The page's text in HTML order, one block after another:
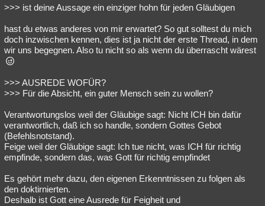
>>> ist deine Aussage ein einziger hohn für jeden Gläubigen
hast du etwas anderes von mir erwartet? So gut solltest du mich
doch inzwischen kennen, dies ist ja nicht der erste Thread, in dem
wir uns begegnen. Also tu nicht so als wenn du überrascht wärest
>>> AUSREDE WOFÜR?
>>> Für die Absicht, ein guter Mensch sein zu wollen?
Verantwortungslos weil der Gläubige sagt: Nicht ICH bin dafür
verantwortlich, daß ich so handle, sondern Gottes Gebot
(Befehlsnotstand).
Feige weil der Gläubige sagt: Ich tue nicht, was ICH für richtig
empfinde, sondern das, was Gott für richtig empfindet
Es gehört mehr dazu, den eigenen Erkenntnissen zu folgen als
den doktirnierten.
Deshalb ist Gott eine Ausrede für Feigheit und